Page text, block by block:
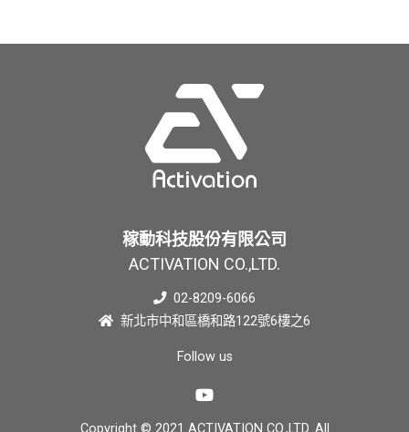
稼動科技股份有限公司
ACTIVATION CO.,LTD.
02-8209-6066
新北市中和區橋和路122號6樓之6
Follow us
Copyright © 2021 ACTIVATION CO.,LTD. All